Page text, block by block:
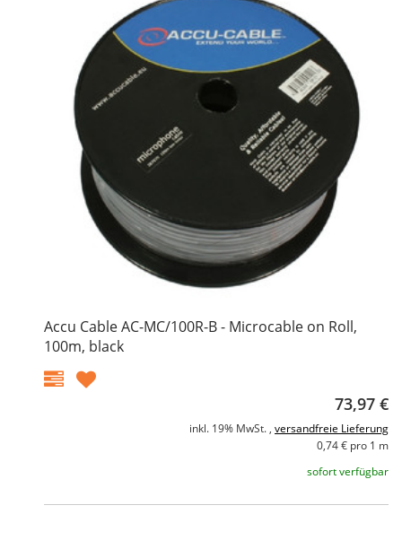
Accu Cable AC-MC/100R-B - Microcable on Roll,
100m, black
73,97 €
inkl. 19% MwSt. , versandfreie Lieferung
0,74 € pro 1 m
sofort verfügbar